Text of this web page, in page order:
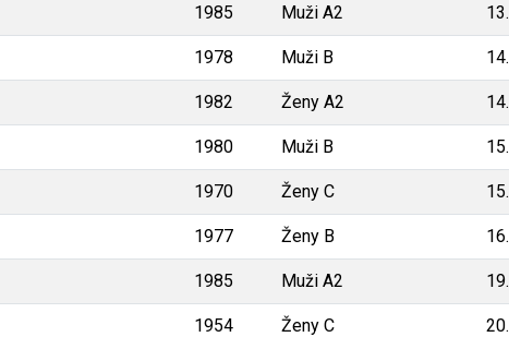
1985 Muži A2 13.
1978 Muži B 14.
1982 Ženy A2 14.
1980 Muži B 15.
1970 Ženy C 15.
1977 Ženy B 16.
1985 Muži A2 19.
1954 Ženy C 20.